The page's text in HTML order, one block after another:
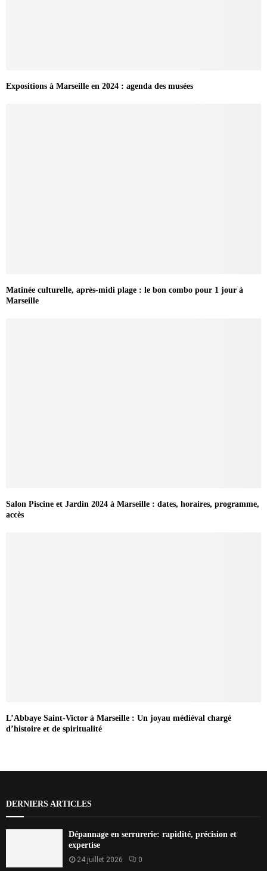
Expositions à Marseille en 2024 : agenda des musées
Matinée culturelle, après-midi plage : le bon combo pour 1 jour à
Marseille
Salon Piscine et Jardin 2024 à Marseille : dates, horaires, programme,
accès
L’Abbaye Saint-Victor à Marseille : Un joyau médiéval chargé
d’histoire et de spiritualité
DERNIERS ARTICLES
Dépannage en serrurerie: rapidité, précision et
expertise
24 juillet 2026 0